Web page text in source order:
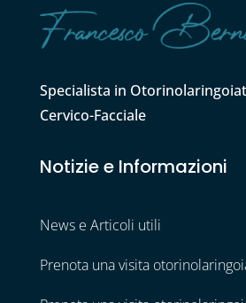
Specialista in
Cervico-Facciale
Notizie e Informazioni
News e Articoli utili
Prenota una visita